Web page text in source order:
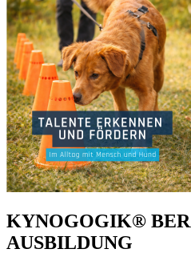
KYNOGOGIK®
AUSBILDUNG